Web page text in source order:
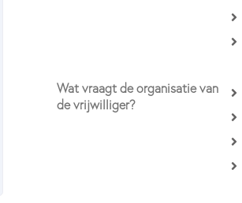
Wat vraagt de organisatie van
de vrijwilliger?